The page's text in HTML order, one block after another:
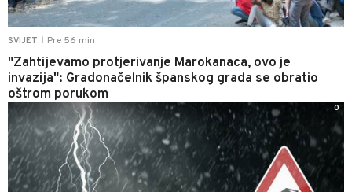
SVIJET Pre 56 min
"Zahtijevamo protjerivanje Marokanaca, ovo je
invazija": Gradonačelnik španskog grada se obratio
oštrom porukom
0